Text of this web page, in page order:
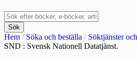
Sök
Hem / Söka och beställa / Söktjänster
SND : Svensk Nationell Datatjänst.